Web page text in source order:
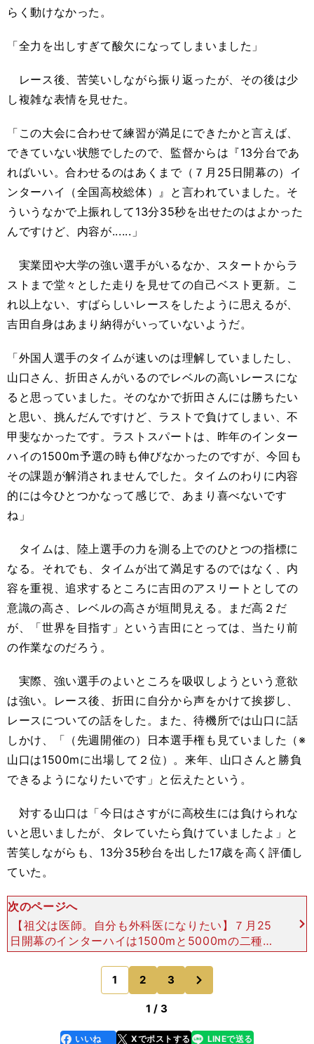
らく動けなかった。
「全力を出しすぎて酸欠になってしまいました」
レース後、苦笑いしながら振り返ったが、その後は少
し複雑な表情を見せた。
「この大会に合わせて練習が満足にできたかと言えば、
できていない状態でしたので、監督からは『13分台であ
ればいい。合わせるのはあくまで（７月 25 日開幕の）イ
ンターハイ（全国高校総体）』と言われていました。そ
ういうなかで上振れして 13分35秒を出せたのはよかった
んですけど、内容が......」
実業団や大学の強い選手がいるなか、スタートからラ
ストまで堂々とした走りを見せての自己ベスト更新。こ
れ以上ない、すばらしいレースをしたように思えるが、
吉田自身はあまり納得がいっていないようだ。
「外国人選手のタイムが速いのは理解していましたし、
山口さん、折田さんがいるのでレベルの高いレースにな
ると思っていました。そのなかで折田さんには勝ちたい
と思い、挑んだんですけど、ラストで負けてしまい、不
甲斐なかったです。ラストスパートは、昨年のインター
ハイの1500m予選の時も伸びなかったのですが、今回も
その課題が解消されませんでした。タイムのわりに内容
的には今ひとつかなって感じで、あまり喜べないです
ね」
タイムは、陸上選手の力を測る上でのひとつの指標に
なる。それでも、タイムが出て満足するのではなく、内
容を重視、追求するところに吉田のアスリートとしての
意識の高さ、レベルの高さが垣間見える。まだ高２だ
が、「世界を目指す」という吉田にとっては、当たり前
の作業なのだろう。
実際、強い選手のよいところを吸収しようという意欲
は強い。レース後、折田に自分から声をかけて挨拶し、
レースについての話をした。また、待機所では山口に話
しかけ、「（先週開催の）日本選手権も見ていました（※
山口は1500mに出場して２位）。来年、山口さんと勝負
できるようになりたいです」と伝えたという。
対する山口は「今日はさすがに高校生には負けられな
いと思いましたが、タレていたら負けていましたよ」と
苦笑しながらも、 13分35秒台を出した17歳を高く評価し
ていた。
次のページへ
【祖父は医師。自分も外科医になりたい】７月25
日開幕のインターハイは1500mと5000mの二種目
に出場予定 photo by Sato Shun この日の吉田
のタイムは、高２歴代２位。昨年４月の
1 2 3
1 / 3
faceboo
いいね Xでポストする
line LINEで送る